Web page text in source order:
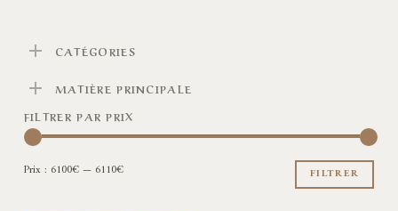
CATÉGORIES
MATIÈRE PRINCIPALE
FILTRER PAR PRIX
FILTRER
Prix : 6100€— 6110€